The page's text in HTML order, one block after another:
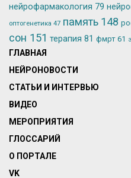
нейрофармакология 79
оптогенетика 47 память 148
сон 151 терапия 81 фмрт 61
ГЛАВНАЯ
НЕЙРОНОВОСТИ
СТАТЬИ И ИНТЕРВЬЮ
ВИДЕО
МЕРОПРИЯТИЯ
ГЛОССАРИЙ
О ПОРТАЛЕ
VK